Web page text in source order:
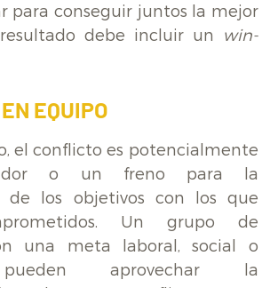
para conseguir juntos la mejor
debe incluir un
win-
EQUIPO
el conflicto es potencialmente
o un freno para la
de los objetivos con los que
Un grupo de
una meta laboral, social o
aprovechar la